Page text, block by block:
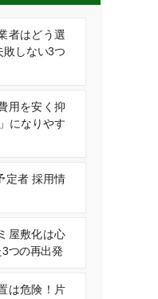
者はどう選
敗しない3つ
用を安く抑
になりやす
定者 採用情
屋敷化は心
つの再出発
は危険！片